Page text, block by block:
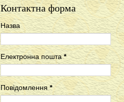
Контактна форма
Назва
Електронна пошта*
Повідомлення*